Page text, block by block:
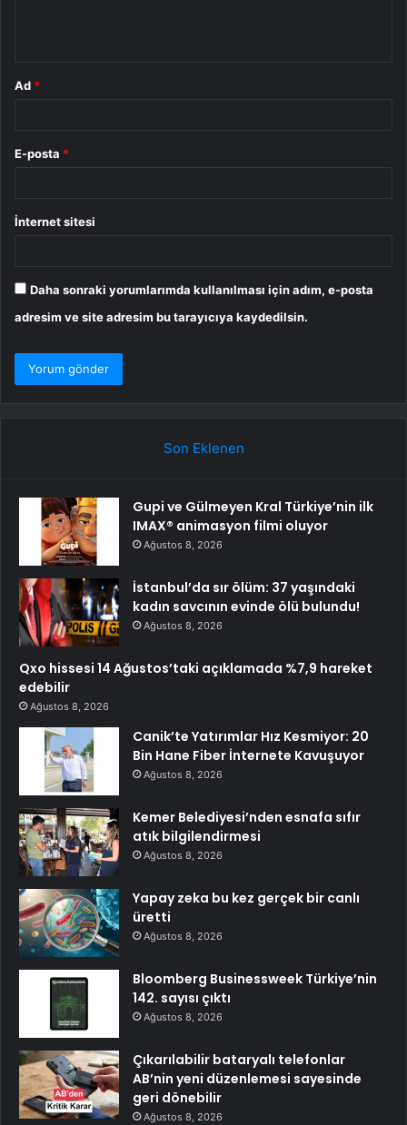
Ad *
E-posta *
İnternet sitesi
Daha sonraki yorumlarımda kullanılması için adım, e-posta
adresim ve site adresim bu tarayıcıya kaydedilsin.
Son Eklenen
Gupi ve Gülmeyen Kral Türkiye’nin ilk
IMAX® animasyon filmi oluyor
Ağustos 8, 2026
İstanbul’da sır ölüm: 37 yaşındaki
kadın savcının evinde ölü bulundu!
Ağustos 8, 2026
Qxo hissesi 14 Ağustos’taki açıklamada %7,9 hareket
edebilir
Ağustos 8, 2026
Canik’te Yatırımlar Hız Kesmiyor: 20
Bin Hane Fiber İnternete Kavuşuyor
Ağustos 8, 2026
Kemer Belediyesi’nden esnafa sıfır
atık bilgilendirmesi
Ağustos 8, 2026
Yapay zeka bu kez gerçek bir canlı
üretti
Ağustos 8, 2026
Bloomberg Businessweek Türkiye’nin
142. sayısı çıktı
Ağustos 8, 2026
Çıkarılabilir bataryalı telefonlar
AB’nin yeni düzenlemesi sayesinde
geri dönebilir
Ağustos 8, 2026